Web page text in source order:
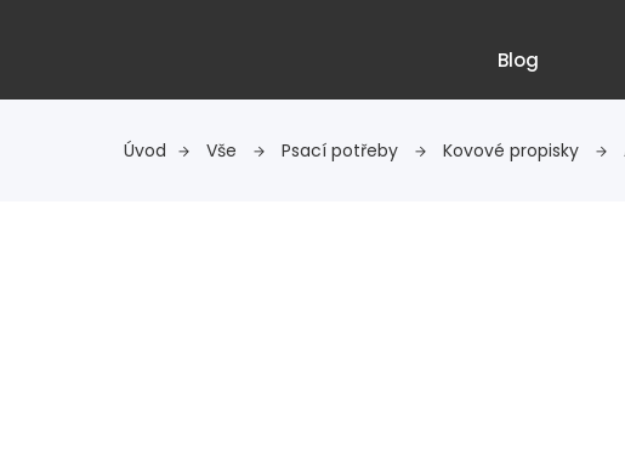
Blog
Úvod Vše Psací potřeby Kovové propisky